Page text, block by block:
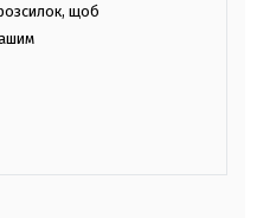
щоб